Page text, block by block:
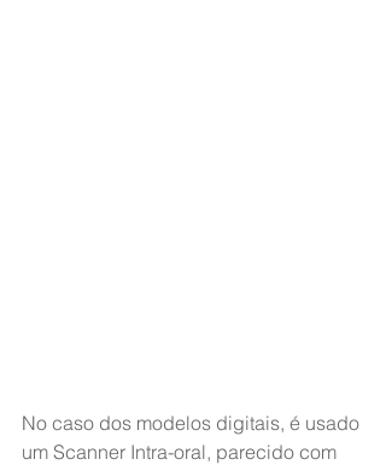
No caso dos modelos digitais, é usado
um Scanner Intra-oral, parecido com